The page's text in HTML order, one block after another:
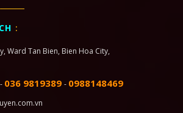
:
Ward Tan Bien, Bien Hoa City,
- 036 9819389 - 0988148469